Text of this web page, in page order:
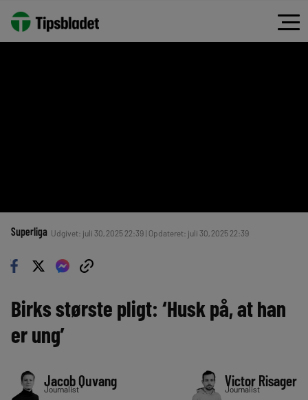
Superliga Udgivet: juli 30, 2025 22:39 | Opdateret: juli 30, 2025 22:39
Birks største pligt: ‘Husk på, at han
er ung’
Jacob Quvang
Journalist Victor Risager
Journalist